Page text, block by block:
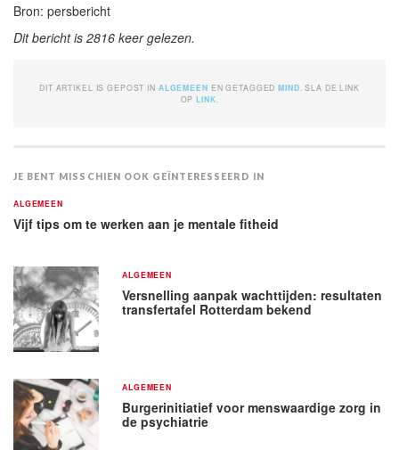
Bron: persbericht
Dit bericht is 2816 keer gelezen.
DIT ARTIKEL IS GEPOST IN ALGEMEEN EN GETAGGEDMIND . SLA DE LINK
OPLINK
JE BENT MISSCHIEN OOK GEÏNTERESSEERD IN
ALGEMEEN
Vijf tips om te werken aan je mentale fitheid
ALGEMEEN
Versnelling aanpak wachttijden: resultaten
transfertafel Rotterdam bekend
ALGEMEEN
Burgerinitiatief voor menswaardige zorg in
de psychiatrie